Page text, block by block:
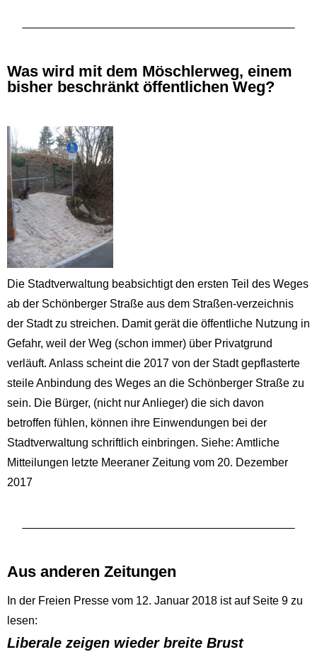
Was wird mit dem Möschlerweg, einem
bisher beschränkt öffentlichen Weg?
Die Stadtverwaltung beabsichtigt den ersten Teil des Weges
ab der Schönberger Straße aus dem Straßen-verzeichnis
der Stadt zu streichen. Damit gerät die öffentliche Nutzung in
Gefahr, weil der Weg (schon immer) über Privatgrund
verläuft. Anlass scheint die 2017 von der Stadt gepflasterte
steile Anbindung des Weges an die Schönberger Straße zu
sein. Die Bürger, (nicht nur Anlieger) die sich davon
betroffen fühlen, können ihre Einwendungen bei der
Stadtverwaltung schriftlich einbringen. Siehe: Amtliche
Mitteilungen letzte Meeraner Zeitung vom 20. Dezember
2017
Aus anderen Zeitungen
In der Freien Presse vom 12. Januar 2018 ist auf Seite 9 zu
lesen:
Liberale zeigen wieder breite Brust